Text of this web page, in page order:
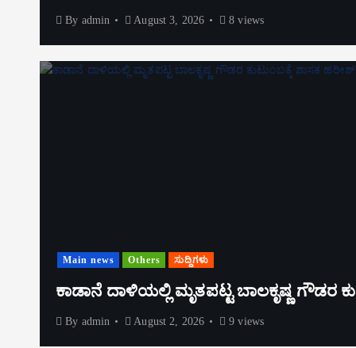
By admin August 3, 2026 8 views
Main news Others ಸುದ್ದಿಗಳು
ಕಾಡಾನೆ ದಾಳಿಯಲ್ಲಿ ಮೃತಪಟ್ಟ ಬಾಲಕೃಷ್ಣ ಗೌಡರ
By admin August 2, 2026 9 views